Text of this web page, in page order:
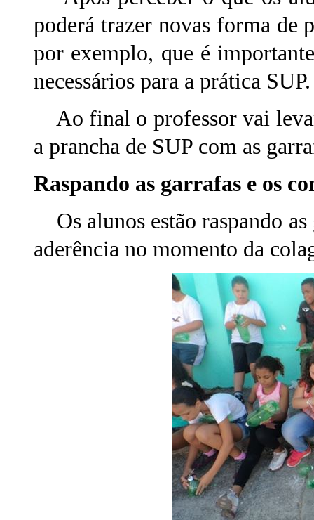
poderá trazer novas forma de
por exemplo, que é
necessários para a prática SUP.
Ao final o professor vai
a prancha de SUP com as
Raspando as garrafas e os
Os alunos estão raspando
aderência no momento da